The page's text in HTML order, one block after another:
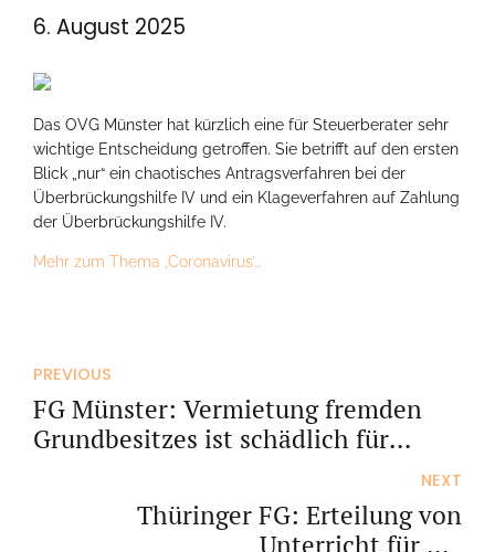
6. August 2025
Das OVG Münster hat kürzlich eine für Steuerberater sehr
wichtige Entscheidung getroffen. Sie betrifft auf den ersten
Blick „nur“ ein chaotisches Antragsverfahren bei der
Überbrückungshilfe IV und ein Klageverfahren auf Zahlung
der Überbrückungshilfe IV.
Mehr zum Thema ‚Coronavirus’…
PREVIOUS
FG Münster: Vermietung fremden
Grundbesitzes ist schädlich für
NEXT
Thüringer FG: Erteilung von
Unterricht für die